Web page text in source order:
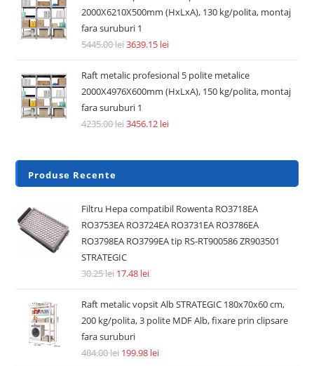
2000X6210X500mm (HxLxA), 130 kg/polita, montaj
fara suruburi 1
5445.00lei3639.15 lei
Raft metalic profesional 5 polite metalice
2000X4976X600mm (HxLxA), 150 kg/polita, montaj
fara suruburi 1
4235.00lei3456.12 lei
Produse Recente
Filtru Hepa compatibil Rowenta RO3718EA
RO3753EA RO3724EA RO3731EA RO3786EA
RO3798EA RO3799EA tip RS-RT900586 ZR903501
STRATEGIC
30.25lei 17.48 lei
Raft metalic vopsit Alb STRATEGIC 180x70x60 cm,
200 kg/polita, 3 polite MDF Alb, fixare prin clipsare
fara suruburi
484.00lei 199.98 lei